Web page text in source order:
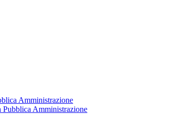
Amministrazione
Amministrazione